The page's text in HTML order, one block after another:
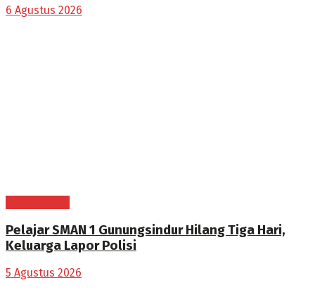
6 Agustus 2026
Pelajar SMAN 1 Gunungsindur Hilang Tiga Hari,
Keluarga Lapor Polisi
5 Agustus 2026